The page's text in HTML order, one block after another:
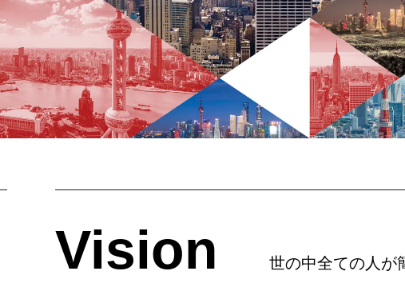
Vision 世の中全ての人が簡単に